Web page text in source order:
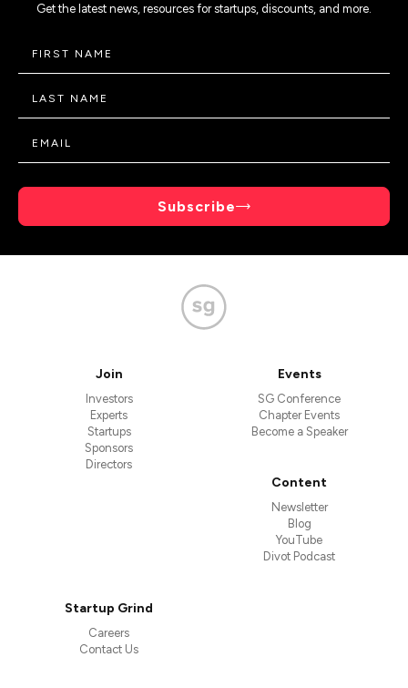
Get the latest news, resources for startups, discounts, and more.
Subscribe
Join
Investors
Experts
Startups
Sponsors
Directors
Events
SG Conference
Chapter Events
Become a Speaker
Content
Newsletter
Blog
YouTube
Divot Podcast
Startup Grind
Careers
Contact Us